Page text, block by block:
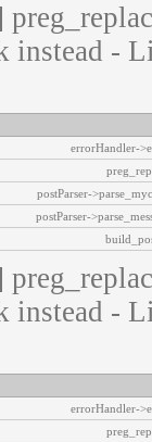
instead -
errorHandler-
postParser-
postParser-
instead -
errorHandler-